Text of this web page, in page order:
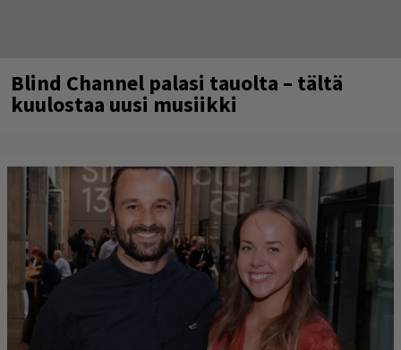
Blind Channel palasi tauolta – tältä
kuulostaa uusi musiikki